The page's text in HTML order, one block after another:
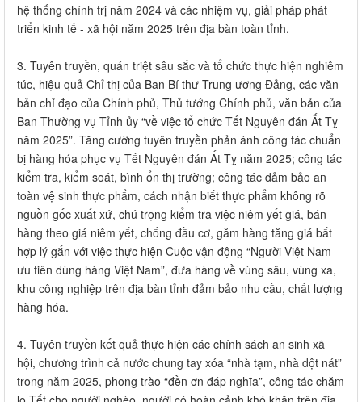
hệ thống chính trị năm 2024 và các nhiệm vụ, giải pháp phát
triển kinh tế - xã hội năm 2025 trên địa bàn toàn tỉnh.
3. Tuyên truyền, quán triệt sâu sắc và tổ chức thực hiện nghiêm
túc, hiệu quả Chỉ thị của Ban Bí thư Trung ương Đảng, các văn
bản chỉ đạo của Chính phủ, Thủ tướng Chính phủ, văn bản của
Ban Thường vụ Tỉnh ủy “về việc tổ chức Tết Nguyên đán Ất Tỵ
năm 2025”. Tăng cường tuyên truyền phản ánh công tác chuẩn
bị hàng hóa phục vụ Tết Nguyên đán Ất Tỵ năm 2025; công tác
kiểm tra, kiểm soát, bình ổn thị trường; công tác đảm bảo an
toàn vệ sinh thực phẩm, cách nhận biết thực phẩm không rõ
nguồn gốc xuất xứ, chú trọng kiểm tra việc niêm yết giá, bán
hàng theo giá niêm yết, chống đầu cơ, găm hàng tăng giá bất
hợp lý gắn với việc thực hiện Cuộc vận động “Người Việt Nam
ưu tiên dùng hàng Việt Nam”, đưa hàng về vùng sâu, vùng xa,
khu công nghiệp trên địa bàn tỉnh đảm bảo nhu cầu, chất lượng
hàng hóa.
4. Tuyên truyền kết quả thực hiện các chính sách an sinh xã
hội, chương trình cả nước chung tay xóa “nhà tạm, nhà dột nát”
trong năm 2025, phong trào “đền ơn đáp nghĩa”, công tác chăm